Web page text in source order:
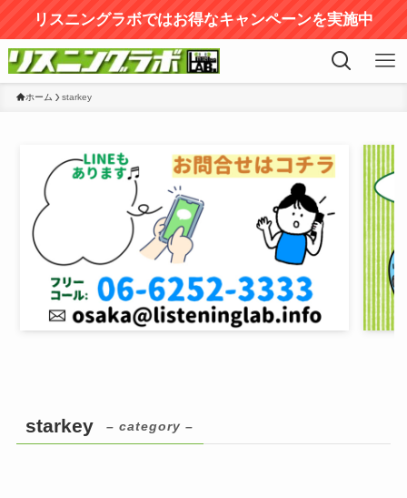
リスニングラボではお得なキャンペーンを実施中
ホーム starkey
starkey – category –